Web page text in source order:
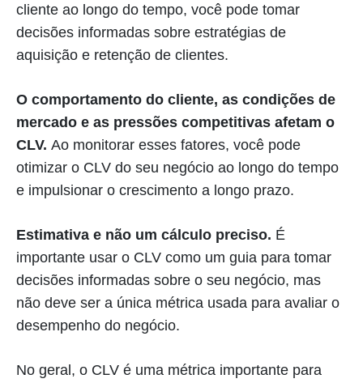
cliente ao longo do tempo, você pode tomar
decisões informadas sobre estratégias de
aquisição e retenção de clientes.
O comportamento do cliente, as condições de
mercado e as pressões competitivas afetam o
CLV. Ao monitorar esses fatores, você pode
otimizar o CLV do seu negócio ao longo do tempo
e impulsionar o crescimento a longo prazo.
Estimativa e não um cálculo preciso. É
importante usar o CLV como um guia para tomar
decisões informadas sobre o seu negócio, mas
não deve ser a única métrica usada para avaliar o
desempenho do negócio.
No geral, o CLV é uma métrica importante para